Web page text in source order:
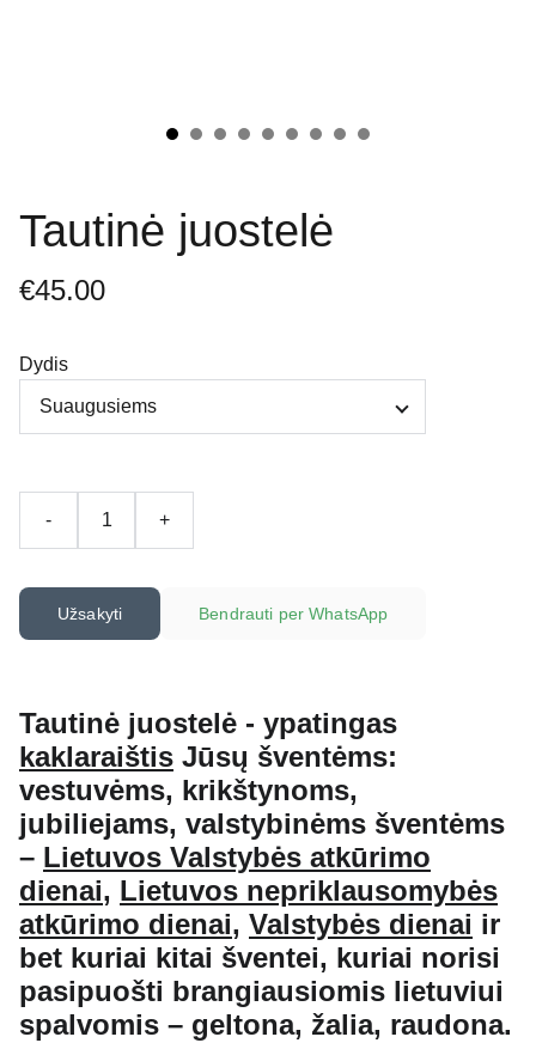
Tautinė juostelė
€45.00
Dydis
- +
Užsakyti Bendrauti per WhatsApp
Tautinė juostelė - ypatingas
kaklaraištis Jūsų šventėms:
vestuvėms, krikštynoms,
jubiliejams, valstybinėms šventėms
– Lietuvos Valstybės atkūrimo
dienai, Lietuvos nepriklausomybės
atkūrimo dienai, Valstybės dienai ir
bet kuriai kitai šventei, kuriai norisi
pasipuošti brangiausiomis lietuviui
spalvomis – geltona, žalia, raudona.